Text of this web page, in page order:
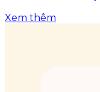
Xem thêm